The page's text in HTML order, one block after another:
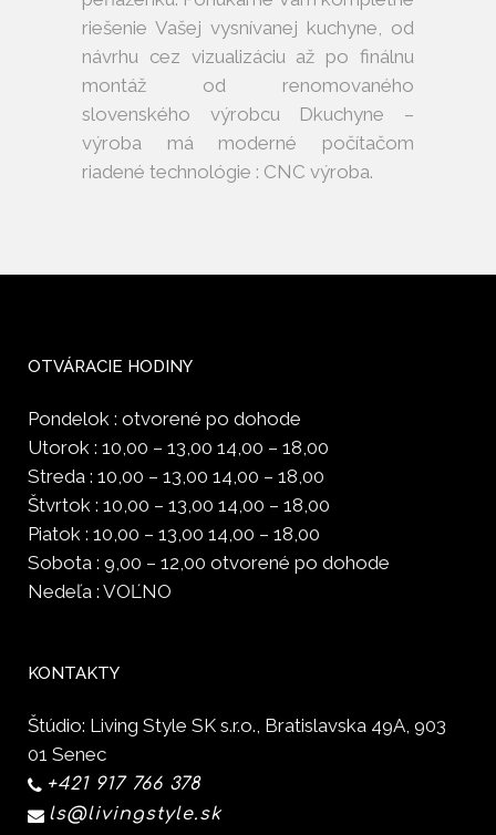
riešenie Vašej vysnívanej kuchyne, od
návrhu cez vizualizáciu až po finálnu
montáž od renomovaného
slovenského výrobcu Dkuchyne –
výroba má moderné počítačom
riadené technológie : CNC výroba.
OTVÁRACIE HODINY
Pondelok : otvorené po dohode
Utorok : 10,00 – 13,00 14,00 – 18,00
Streda : 10,00 – 13,00 14,00 – 18,00
Štvrtok : 10,00 – 13,00 14,00 – 18,00
Piatok : 10,00 – 13,00 14,00 – 18,00
Sobota : 9,00 – 12,00 otvorené po dohode
Nedeľa : VOĽNO
KONTAKTY
Štúdio: Living Style SK s.r.o., Bratislavska 49A, 903
01 Senec
+421 917 766 378
ls@livingstyle.sk